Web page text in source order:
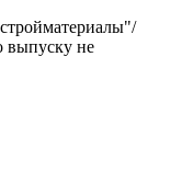
выпуску не